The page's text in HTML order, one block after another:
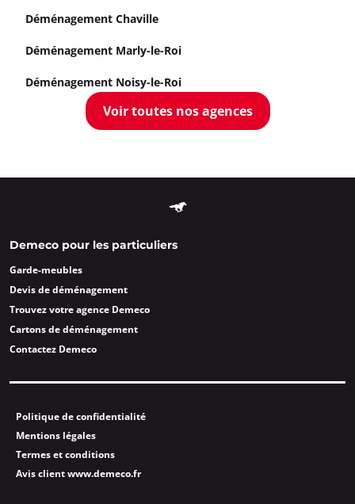
Déménagement Chaville
Déménagement Marly-le-Roi
Déménagement Noisy-le-Roi
Voir toutes nos agences
Demeco pour les particuliers
Garde-meubles
Devis de déménagement
Trouvez votre agence Demeco
Cartons de déménagement
Contactez Demeco
Politique de confidentialité
Mentions légales
Termes et conditions
Avis client www.demeco.fr